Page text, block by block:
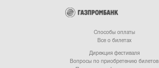
Способы оплаты
Дирекция фестиваля
Вопросы по приобретению билетов
Все о билетах